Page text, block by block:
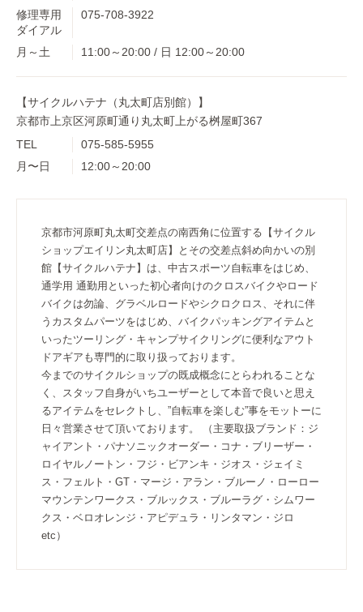
修理専用
ダイアル
075-708-3922
月～土 11:00～20:00 / 日 12:00～20:00
【サイクルハテナ（丸太町店別館）】
京都市上京区河原町通り丸太町上がる桝屋町367
TEL
075-585-5955
月〜日
12:00～20:00
京都市河原町丸太町交差点の南西角に位置する【サイクル
ショップエイリン丸太町店】とその交差点斜め向かいの別
館【サイクルハテナ】は、中古スポーツ自転車をはじめ、
通学用 通勤用といった初心者向けのクロスバイクやロード
バイクは勿論、グラベルロードやシクロクロス、それに伴
うカスタムパーツをはじめ、バイクパッキングアイテムと
いったツーリング・キャンプサイクリングに便利なアウト
ドアギアも専門的に取り扱っております。
今までのサイクルショップの既成概念にとらわれることな
く、スタッフ自身がいちユーザーとして本音で良いと思え
るアイテムをセレクトし、”自転車を楽しむ”事をモットーに
日々営業させて頂いております。 （主要取扱ブランド：ジ
ャイアント・パナソニックオーダー・コナ・ブリーザー・
ロイヤルノートン・フジ・ビアンキ・ジオス・ジェイミ
ス・フェルト・GT・マージ・アラン・ブルーノ・ローロー
マウンテンワークス・ブルックス・ブルーラグ・シムワー
クス・ベロオレンジ・アピデュラ・リンタマン・ジロ
etc）